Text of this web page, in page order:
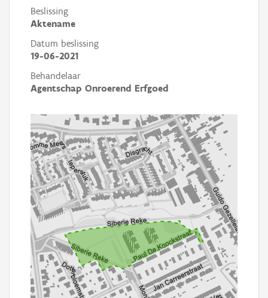
Beslissing
Aktename
Datum beslissing
19-06-2021
Behandelaar
Agentschap Onroerend Erfgoed